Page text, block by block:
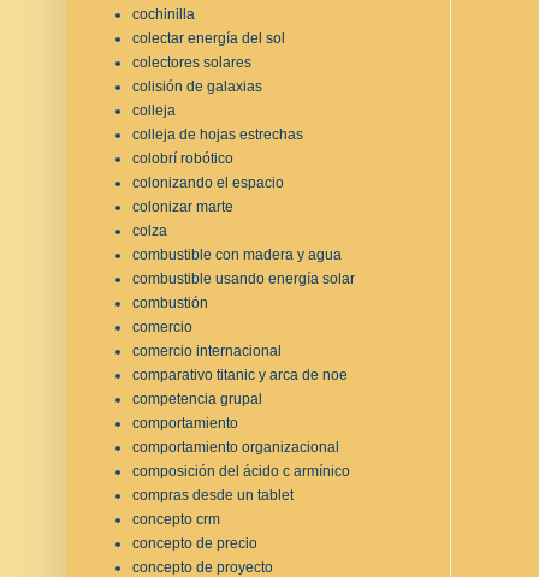
cochinilla
colectar energía del sol
colectores solares
colisión de galaxias
colleja
colleja de hojas estrechas
colobrí robótico
colonizando el espacio
colonizar marte
colza
combustible con madera y agua
combustible usando energía solar
combustión
comercio
comercio internacional
comparativo titanic y arca de noe
competencia grupal
comportamiento
comportamiento organizacional
composición del ácido c armínico
compras desde un tablet
concepto crm
concepto de precio
concepto de proyecto